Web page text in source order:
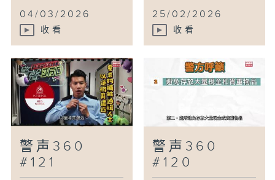
04/03/2026
收看
25/02/2026
收看
警声360
#121
警声360
#120